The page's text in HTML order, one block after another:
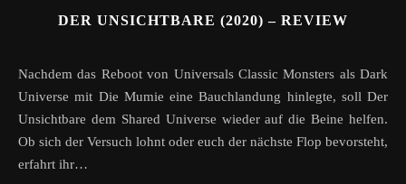
DER UNSICHTBARE (2020) – REVIEW
Nachdem das Reboot von Universals Classic Monsters als Dark
Universe mit Die Mumie eine Bauchlandung hinlegte, soll Der
Unsichtbare dem Shared Universe wieder auf die Beine helfen.
Ob sich der Versuch lohnt oder euch der nächste Flop bevorsteht,
erfahrt ihr…